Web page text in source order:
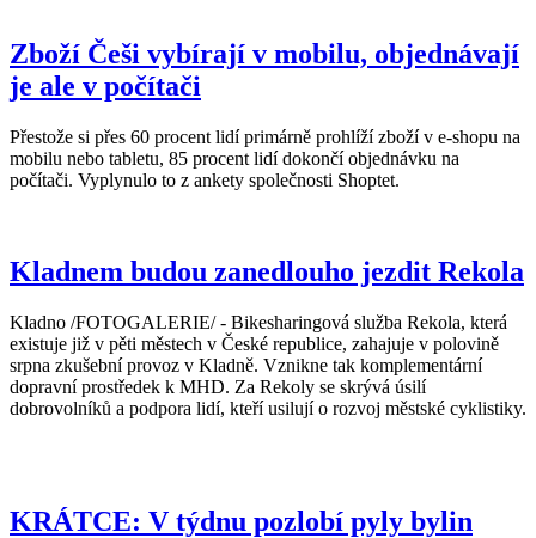
Zboží Češi vybírají v mobilu, objednávají
je ale v počítači
Přestože si přes 60 procent lidí primárně prohlíží zboží v e-shopu na
mobilu nebo tabletu, 85 procent lidí dokončí objednávku na
počítači. Vyplynulo to z ankety společnosti Shoptet.
Kladnem budou zanedlouho jezdit Rekola
Kladno /FOTOGALERIE/ - Bikesharingová služba Rekola, která
existuje již v pěti městech v České republice, zahajuje v polovině
srpna zkušební provoz v Kladně. Vznikne tak komplementární
dopravní prostředek k MHD. Za Rekoly se skrývá úsilí
dobrovolníků a podpora lidí, kteří usilují o rozvoj městské cyklistiky.
KRÁTCE: V týdnu pozlobí pyly bylin